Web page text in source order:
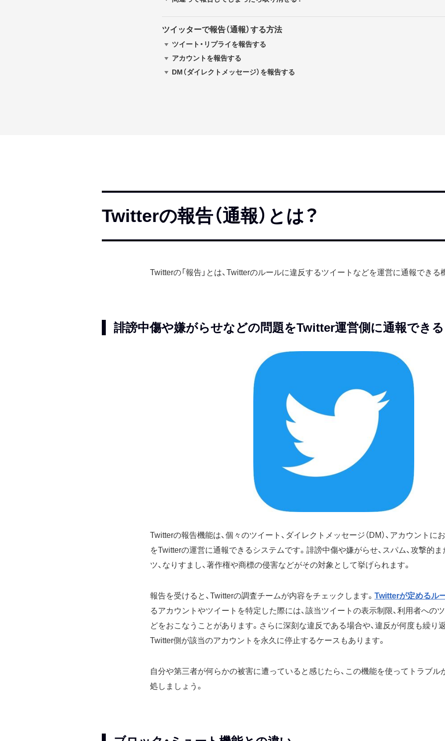
ツイッターで報告（通報）する方法
ツイート・リプライを報告する
アカウントを報告する
DM（ダイレクトメッセージ）を報告する
Twitterの報告（通報）とは？
Twitterの「報告」とは、Twitterのルールに違反するツイートなどを運営に通報できる
誹謗中傷や嫌がらせなどの問題をTwitter運営側に通報できる
Twitterの報告機能は、個々のツイート、ダイレクトメッセージ（DM）、アカウントに
をTwitterの運営に通報できるシステムです。誹謗中傷や嫌がらせ、スパム、攻撃的
ツ、なりすまし、著作権や商標の侵害などがその対象として挙げられます。
報告を受けると、Twitterの調査チームが内容をチェックします。 Twitterが定めるル
るアカウントやツイートを特定した際には、該当ツイートの表示制限、利用者への
どをおこなうことがあります。さらに深刻な違反である場合や、違反が何度も繰り
Twitter側が該当のアカウントを永久に停止するケースもあります。
自分や第三者が何らかの被害に遭っていると感じたら、この機能を使ってトラブル
処しましょう。